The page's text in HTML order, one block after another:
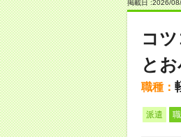
掲載日 :2026/08/
コ
と
職種：
派遣